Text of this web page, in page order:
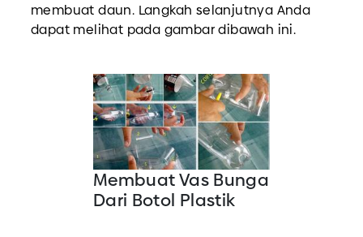
membuat daun. Langkah selanjutnya Anda
dapat melihat pada gambar dibawah ini.
Membuat Vas Bunga
Dari Botol Plastik